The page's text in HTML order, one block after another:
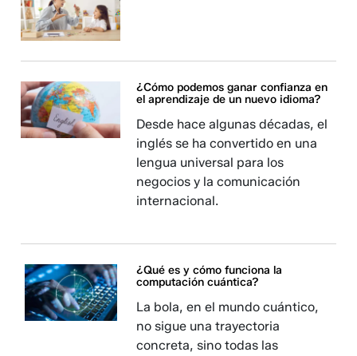
¿Cómo podemos ganar confianza en
el aprendizaje de un nuevo idioma?
Desde hace algunas décadas, el
inglés se ha convertido en una
lengua universal para los
negocios y la comunicación
internacional.
¿Qué es y cómo funciona la
computación cuántica?
La bola, en el mundo cuántico,
no sigue una trayectoria
concreta, sino todas las